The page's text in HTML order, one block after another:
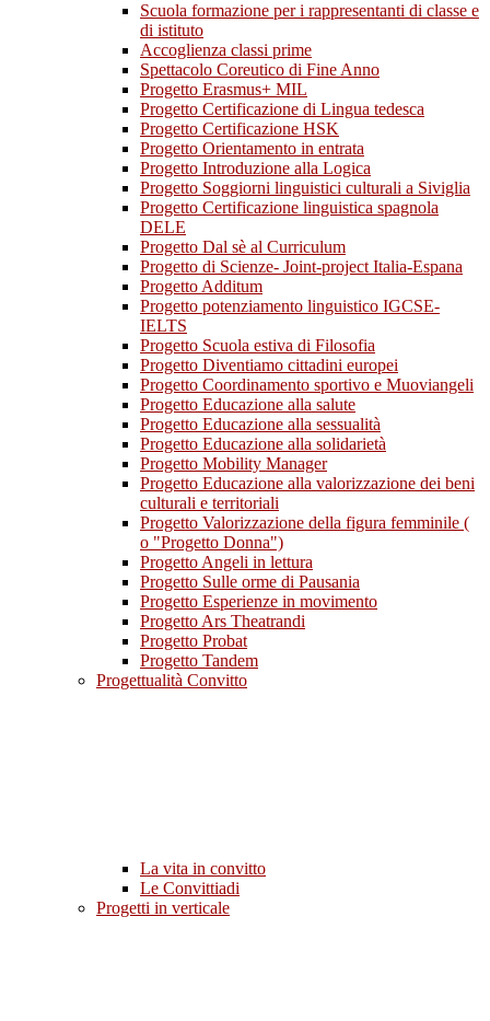
Scuola formazione per i rappresentanti di classe e
di istituto
Accoglienza classi prime
Spettacolo Coreutico di Fine Anno
Progetto Erasmus+ MIL
Progetto Certificazione di Lingua tedesca
Progetto Certificazione HSK
Progetto Orientamento in entrata
Progetto Introduzione alla Logica
Progetto Soggiorni linguistici culturali a Siviglia
Progetto Certificazione linguistica spagnola
DELE
Progetto Dal sè al Curriculum
Progetto di Scienze- Joint-project Italia-Espana
Progetto Additum
Progetto potenziamento linguistico IGCSE-
IELTS
Progetto Scuola estiva di Filosofia
Progetto Diventiamo cittadini europei
Progetto Coordinamento sportivo e Muoviangeli
Progetto Educazione alla salute
Progetto Educazione alla sessualità
Progetto Educazione alla solidarietà
Progetto Mobility Manager
Progetto Educazione alla valorizzazione dei beni
culturali e territoriali
Progetto Valorizzazione della figura femminile (
o "Progetto Donna")
Progetto Angeli in lettura
Progetto Sulle orme di Pausania
Progetto Esperienze in movimento
Progetto Ars Theatrandi
Progetto Probat
Progetto Tandem
Progettualità Convitto
La vita in convitto
Le Convittiadi
Progetti in verticale